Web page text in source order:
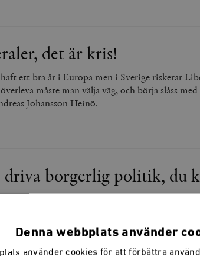
det är kris!
ett bra år i Europa men i Sverige riskerar
måste man välja väg, och börja slåss
Johansson Heinö.
driva borgerlig politik, du
deras jobb att försöka, hur oddsen än ser ut. I
Denna webbplats använder
använder cookies för att förbättra